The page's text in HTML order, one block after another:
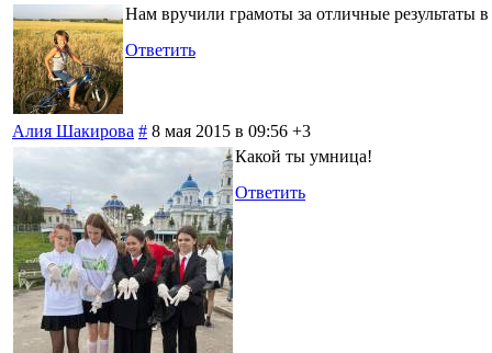
Нам вручили грамоты за отличные результаты в
Ответить
Алия Шакирова # 8 мая 2015 в 09:56 +3
Какой ты умница!
Ответить